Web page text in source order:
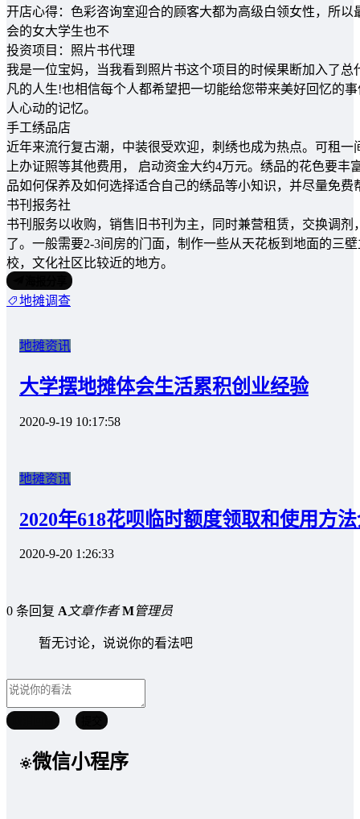
开店心得：色彩咨询室迎合的顾客大都为高级白领女性，所
会的女大学生也不
投资项目：照片书代理
我是一位宝妈，当我看到照片书这个项目的时候果断加入了
凡的人生!也相信每个人都希望把一切能给您带来美好回忆的
人心动的记忆。
手工绣品店
近年来流行复古潮，中装很受欢迎，刺绣也成为热点。可租
上办证照等其他费用， 启动资金大约4万元。绣品的花色要
品如何保养及如何选择适合自己的绣品等小知识，并尽量免费
书刊报务社
书刊服务以收购，销售旧书刊为主，同时兼营租赁，交换调
了。一般需要2-3间房的门面，制作一些从天花板到地面的三
校，文化社区比较近的地方。
地摊调查
地摊资讯
大学摆地摊体会生活累积创业经验
2020-9-19 10:17:58
地摊资讯
2020年618花呗临时额度领取和使用方
2020-9-20 1:26:33
0 条回复 A文章作者 M管理员
暂无讨论，说说你的看法吧
微信小程序